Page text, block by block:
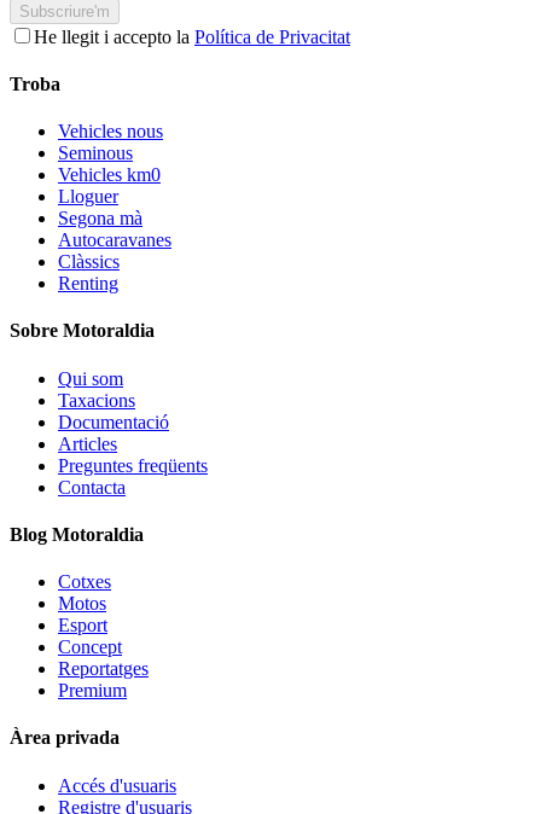
Subscriure'm
He llegit i accepto la Política de Privacitat
Troba
Vehicles nous
Seminous
Vehicles km0
Lloguer
Segona mà
Autocaravanes
Clàssics
Renting
Sobre Motoraldia
Qui som
Taxacions
Documentació
Articles
Preguntes freqüents
Contacta
Blog Motoraldia
Cotxes
Motos
Esport
Concept
Reportatges
Premium
Àrea privada
Accés d'usuaris
Registre d'usuaris